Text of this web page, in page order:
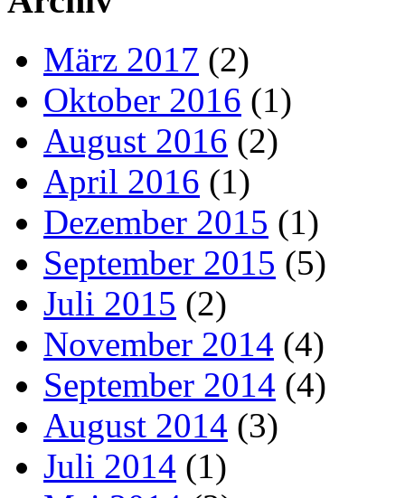
März 2017 (2)
Oktober 2016 (1)
August 2016 (2)
April 2016 (1)
Dezember 2015 (1)
September 2015 (5)
Juli 2015 (2)
November 2014 (4)
September 2014 (4)
August 2014 (3)
Juli 2014 (1)